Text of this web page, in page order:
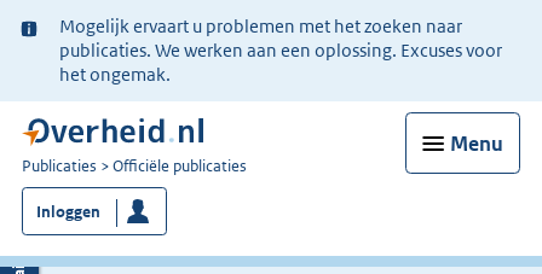
Ter
informatie:
Mogelijk ervaart u problemen met het zoeken naar
publicaties. We werken aan een oplossing. Excuses voor
het ongemak.
Menu
U
bent
nu
hier:
Publicaties Officiële publicaties
Inloggen